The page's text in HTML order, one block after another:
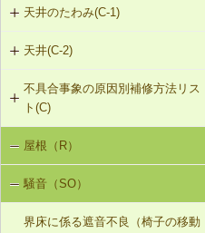
G-2-308 アンカーピンニング工法
G-2-309 注入口付アンカーピンニン
グ工法
ル）
天井のたわみ(C-1)
C-1-701 天井下地材・仕上材の張替
え
天井(C-2)
C-2-001 天井仕上材の張替え
不具合事象の原因別補修方法リス
ト(C)
天井のたわみ（C-1）
屋根（R）
騒音（SO）
界床に係る遮音不良（椅子の移動